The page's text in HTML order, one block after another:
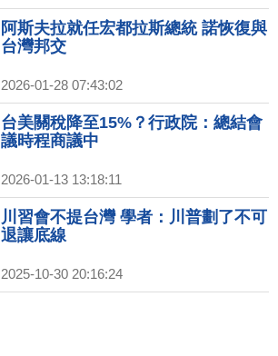
阿斯夫拉就任宏都拉斯總統 諾恢復與
台灣邦交
2026-01-28 07:43:02
台美關稅降至15%？行政院：總結會
議時程商議中
2026-01-13 13:18:11
川習會不提台灣 學者：川普劃了不可
退讓底線
2025-10-30 20:16:24